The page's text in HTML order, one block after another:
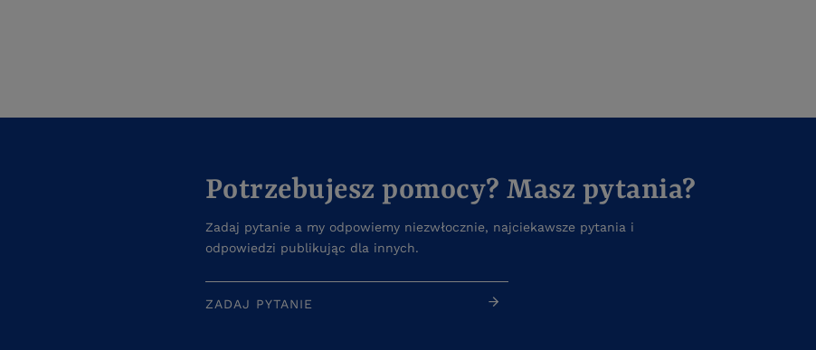
Potrzebujesz pomocy? Masz pytania?
Zadaj pytanie a my odpowiemy niezwłocznie, najciekawsze pytania i
odpowiedzi publikując dla innych.
ZADAJ PYTANIE